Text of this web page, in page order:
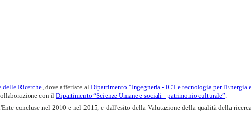
delle Ricerche, dove afferisce alDipartimento “Ingegneria - ICT e tecnologia per l'Energia
con ilDipartimento “Scienze Umane e sociali - patrimonio culturale”
concluse nel 2010 e nel 2015, e dall'esito della Valutazione della qualità della